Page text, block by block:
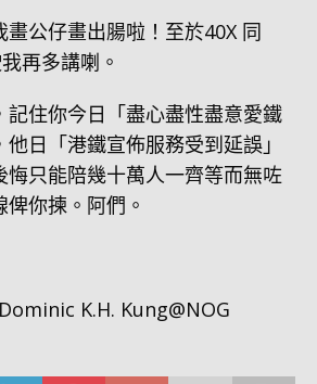
畫公仔畫出腸啦！至於40X 同
再多講喇。
記住你今日「盡心盡性盡意愛鐵
日「港鐵宣佈服務受到延誤」
悔只能陪幾十萬人一齊等而無咗
你揀。阿們。
K.H. Kung@NOG